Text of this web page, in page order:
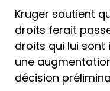
Kruger soutient
droits ferait
droits qui lui sont
une
décision